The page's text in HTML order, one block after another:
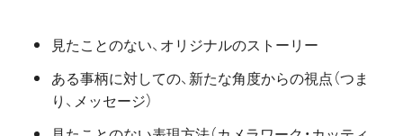
見たことのない、オリジナルのストーリー
ある事柄に対しての、新たな角度からの視点（つま
り、メッセージ）